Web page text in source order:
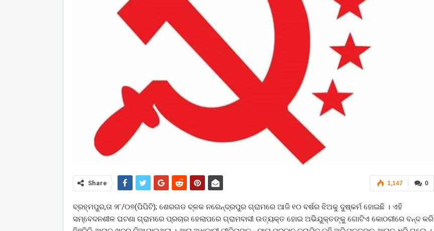
0
1,147
Share
ବ୍ରହ୍ମପୁର,ତା ୨୮/୦୭(ପିପିଟି); ଶେରଗଡ ବ୍ଳକ ନରେନ୍ଦ୍ରପୁର ଗ୍ରାମରେ ଆଜି ୧୦ ବର୍ଷର ଝିଅକୁ ଦୁଷ୍କର୍ମ ହୋଇଛି । ଏହି
ସମ୍ବେଦନଶୀଳ ଘଟଣା ଗ୍ରାମରେ ପ୍ରଚାର ହେଲାପରେ ଗ୍ରାମବାସୀ ଉତ୍ୟକ୍ତ ହୋଇ ଅଭିଯୁକ୍ତଙ୍କୁ ଗୋଟିଏ କୋଠରୀରେ ବନ୍ଦ କରି